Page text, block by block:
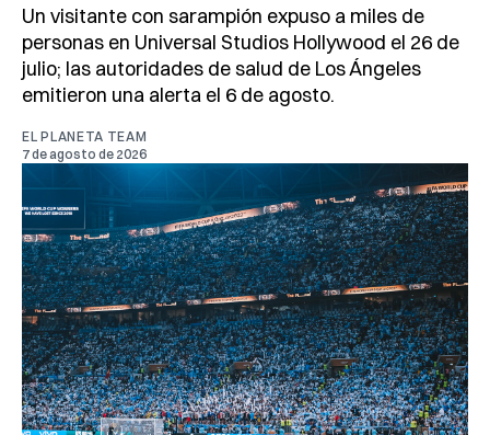
Un visitante con sarampión expuso a miles de
personas en Universal Studios Hollywood el 26 de
julio; las autoridades de salud de Los Ángeles
emitieron una alerta el 6 de agosto.
EL PLANETA TEAM
7 de agosto de 2026